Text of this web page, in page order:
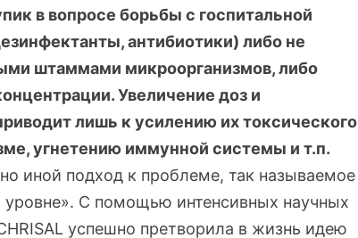
в вопросе борьбы с госпитальной
антибиотики) либо не
штаммами микроорганизмов, либо
Увеличение доз и
лишь к усилению их токсического
угнетению иммунной системы и т.п.
иной подход к проблеме, так называемое
С помощью интенсивных научных
успешно претворила в жизнь идею